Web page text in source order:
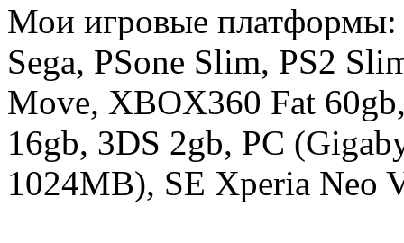
Мои игровые платформы:
Sega, PSone Slim, PS2
Move, XBOX360 Fat
16gb, 3DS 2gb, PC
1024MB), SE Xperia Neo